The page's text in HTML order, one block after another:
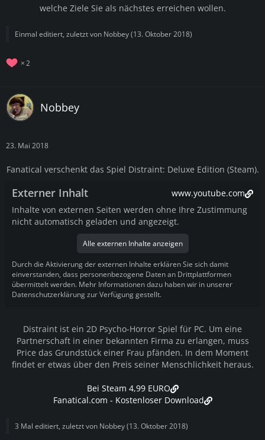
welche Ziele Sie als nächstes erreichen wollen.
Einmal editiert, zuletzt von Nobbey(13. Oktober 2018)
2
Nobbey
23. Mai 2018
Fanatical verschenkt das Spiel Distraint: Deluxe Edition (Steam).
Externer Inhalt
www.youtube.com
Inhalte von externen Seiten werden ohne Ihre Zustimmung
nicht automatisch geladen und angezeigt.
Alle externen Inhalte anzeigen
Durch die Aktivierung der externen Inhalte erklären Sie sich damit
einverstanden, dass personenbezogene Daten an Drittplattformen
übermittelt werden. Mehr Informationen dazu haben wir in unserer
Datenschutzerklärung zur Verfügung gestellt.
Distraint ist ein 2D Psycho-Horror Spiel für PC. Um eine
Partnerschaft in einer bekannten Firma zu erlangen, muss
Price das Grundstück einer Frau pfänden. In dem Moment
findet er etwas über den Preis seiner Menschlichkeit heraus.
Bei Steam 4,99 EURO
Fanatical.com - Kostenloser Download
3 Mal editiert, zuletzt von Nobbey(13. Oktober 2018)